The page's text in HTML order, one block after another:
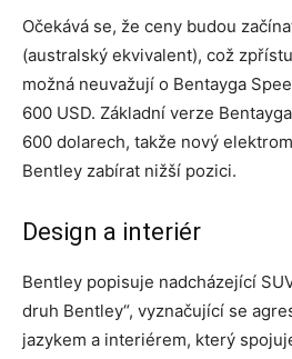
Očekává se, že ceny budou
(australský ekvivalent), což
možná neuvažují o Bentayga
600 USD. Základní verze
600 dolarech, takže nový
Bentley zabírat nižší pozici.
Design a interiér
Bentley popisuje nadcházející
druh Bentley“, vyznačující se
jazykem a interiérem, který